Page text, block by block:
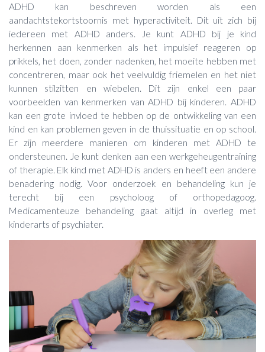
ADHD kan beschreven worden als een
aandachtstekortstoornis met hyperactiviteit. Dit uit zich bij
iedereen met ADHD anders. Je kunt ADHD bij je kind
herkennen aan kenmerken als het impulsief reageren op
prikkels, het doen, zonder nadenken, het moeite hebben met
concentreren, maar ook het veelvuldig friemelen en het niet
kunnen stilzitten en wiebelen. Dit zijn enkel een paar
voorbeelden van kenmerken van ADHD bij kinderen. ADHD
kan een grote invloed te hebben op de ontwikkeling van een
kind en kan problemen geven in de thuissituatie en op school.
Er zijn meerdere manieren om kinderen met ADHD te
ondersteunen. Je kunt denken aan een werkgeheugentraining
of therapie. Elk kind met ADHD is anders en heeft een andere
benadering nodig. Voor onderzoek en behandeling kun je
terecht bij een psycholoog of orthopedagoog.
Medicamenteuze behandeling gaat altijd in overleg met
kinderarts of psychiater.